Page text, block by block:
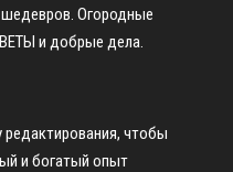
Огородные
и добрые дела.
чтобы
и богатый опыт